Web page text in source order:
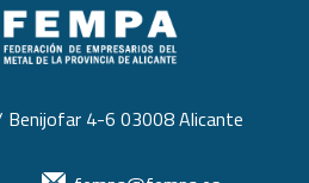
Benijofar 4-6 03008 Alicante